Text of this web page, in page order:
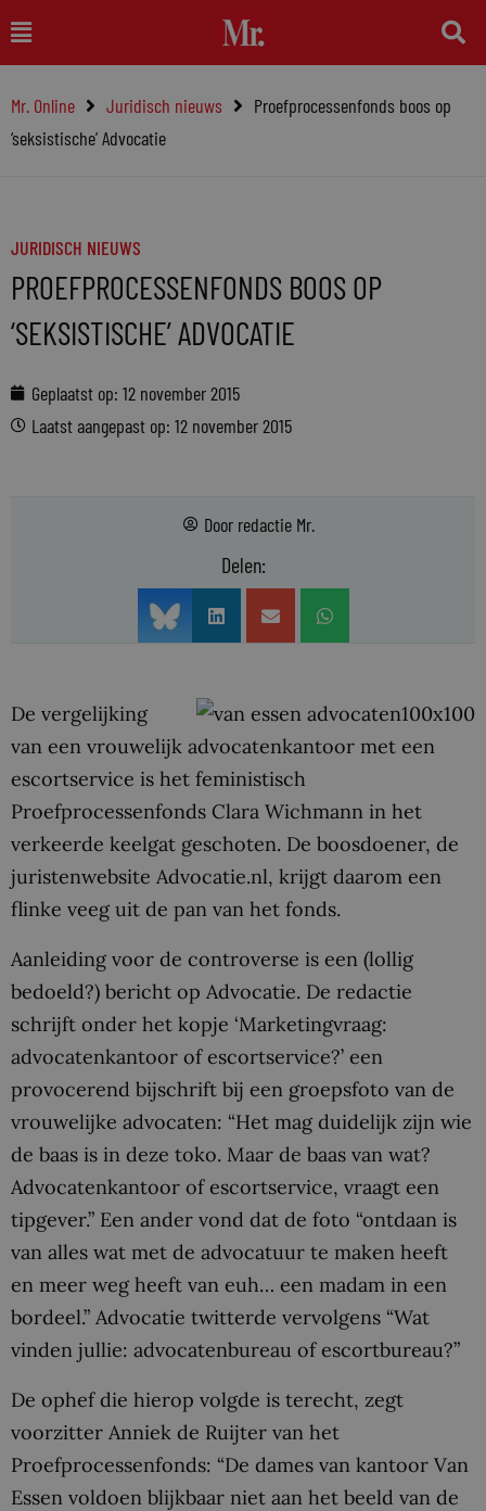
naar
inhoud
Main
Menu
Mr. Online Juridisch nieuws
Proefprocessenfonds boos op
‘seksistische’ Advocatie
JURIDISCH NIEUWS
PROEFPROCESSENFONDS BOOS OP
‘SEKSISTISCHE’ ADVOCATIE
Geplaatst op: 12 november 2015
Laatst aangepast op: 12 november 2015
Door redactie Mr.
Delen:
De vergelijking
van een vrouwelijk advocatenkantoor met een
escortservice is het feministisch
Proefprocessenfonds Clara Wichmann in het
verkeerde keelgat geschoten. De boosdoener, de
juristenwebsite Advocatie.nl, krijgt daarom een
flinke veeg uit de pan van het fonds.
Aanleiding voor de controverse is een (lollig
bedoeld?) bericht op Advocatie. De redactie
schrijft onder het kopje ‘Marketingvraag:
advocatenkantoor of escortservice?’ een
provocerend bijschrift bij een groepsfoto van de
vrouwelijke advocaten: “Het mag duidelijk zijn wie
de baas is in deze toko. Maar de baas van wat?
Advocatenkantoor of escortservice, vraagt een
tipgever.” Een ander vond dat de foto “ontdaan is
van alles wat met de advocatuur te maken heeft
en meer weg heeft van euh… een madam in een
bordeel.” Advocatie twitterde vervolgens “Wat
vinden jullie: advocatenbureau of escortbureau?”
De ophef die hierop volgde is terecht, zegt
voorzitter Anniek de Ruijter van het
Proefprocessenfonds: “De dames van kantoor Van
Essen voldoen blijkbaar niet aan het beeld van de